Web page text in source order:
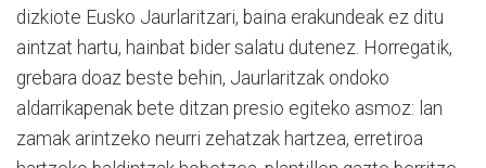
dizkiote Eusko Jaurlaritzari, baina erakundeak ez ditu
aintzat hartu, hainbat bider salatu dutenez. Horregatik,
grebara doaz beste behin, Jaurlaritzak ondoko
aldarrikapenak bete ditzan presio egiteko asmoz: lan
zamak arintzeko neurri zehatzak hartzea, erretiroa